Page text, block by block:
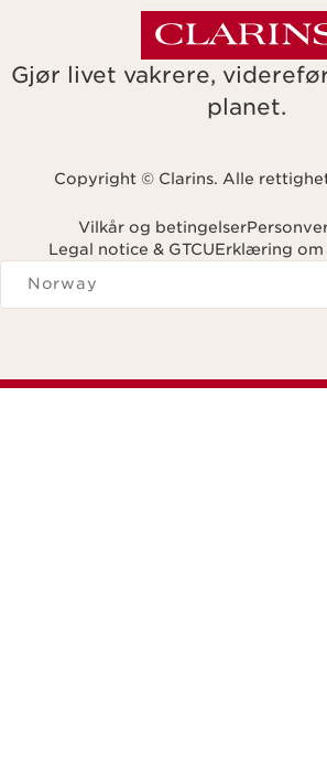
Gjør livet vakrere,
planet.
Copyright © Clarins. Alle
Vilkår og betingelser
Legal notice & GTCUErklæring
Navigates to
Norway